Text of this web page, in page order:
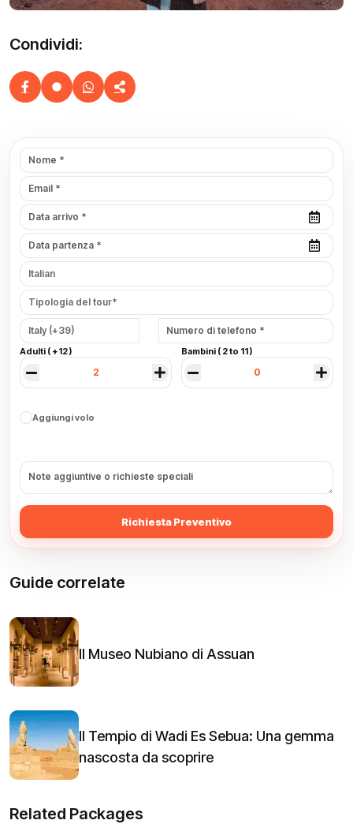
Condividi:
Adulti ( +12 ) Bambini ( 2 to 11 )
Aggiungi volo
Richiesta Preventivo
Guide correlate
Il Museo Nubiano di Assuan
Il Tempio di Wadi Es Sebua: Una gemma
nascosta da scoprire
Related Packages